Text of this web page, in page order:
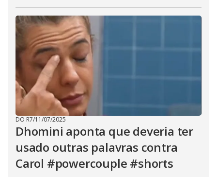
DO R7/11/07/2025
Dhomini aponta que deveria ter
usado outras palavras contra
Carol #powercouple #shorts